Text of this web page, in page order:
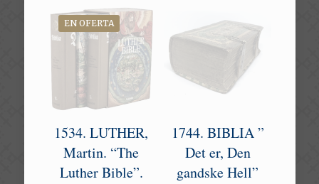
EN OFERTA
1534. LUTHER,
Martin. “The
Luther Bible”.
1744. BIBLIA ”
Det er, Den
gandske Hell”